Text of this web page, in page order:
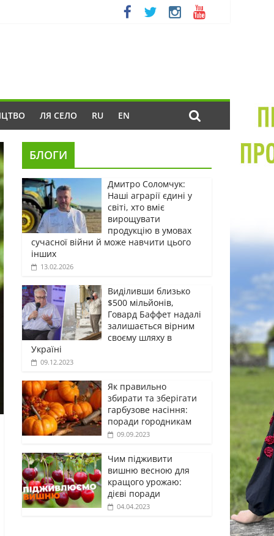
ЛЯ СЕЛО RU EN
БЛОГИ
Дмитро Соломчук:
Наші аграрії єдині у
світі, хто вміє
вирощувати
продукцію в умовах
сучасної війни й може навчити цього
інших
13.02.2026
Виділивши близько
$500 мільйонів,
Говард Баффет надалі
залишається вірним
своєму шляху в
Україні
09.12.2023
Як правильно
збирати та зберігати
гарбузове насіння:
поради городникам
09.09.2023
Чим підживити
вишню весною для
кращого урожаю:
дієві поради
04.04.2023